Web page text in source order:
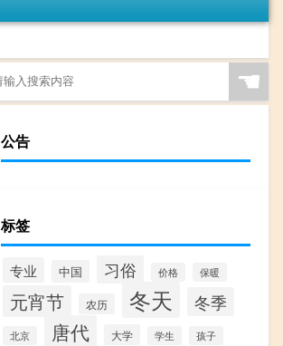
☚
公告
标签
专业 中国 习俗 价格 保暖
元宵节 农历 冬天 冬季
北京 唐代 大学 学生 孩子